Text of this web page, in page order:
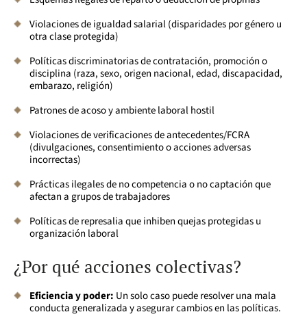
Violaciones de igualdad salarial (disparidades por género u
otra clase protegida)
Políticas discriminatorias de contratación, promoción o
disciplina (raza, sexo, origen nacional, edad, discapacidad,
embarazo, religión)
Patrones de acoso y ambiente laboral hostil
Violaciones de verificaciones de antecedentes/FCRA
(divulgaciones, consentimiento o acciones adversas
incorrectas)
Prácticas ilegales de no competencia o no captación que
afectan a grupos de trabajadores
Políticas de represalia que inhiben quejas protegidas u
organización laboral
¿Por qué acciones colectivas?
Eficiencia y poder: Un solo caso puede resolver una mala
conducta generalizada y asegurar cambios en las políticas.